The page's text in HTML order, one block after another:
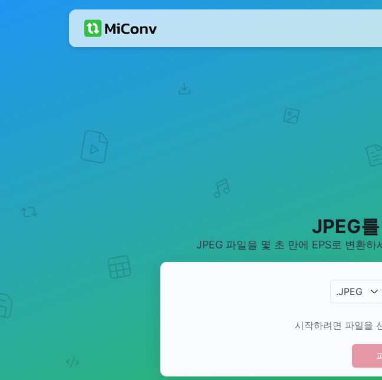
JPEG
JPEG 파일을 몇 초 만에 EPS로 변환
.JPEG
시작하려면 파일을